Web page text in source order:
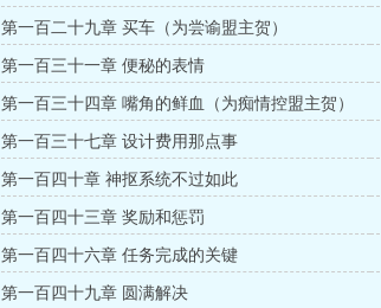
第一百二十九章 买车（为尝谕盟主贺）
第一百三十一章 便秘的表情
第一百三十四章 嘴角的鲜血（为痴情控盟主贺）
第一百三十七章 设计费用那点事
第一百四十章 神抠系统不过如此
第一百四十三章 奖励和惩罚
第一百四十六章 任务完成的关键
第一百四十九章 圆满解决